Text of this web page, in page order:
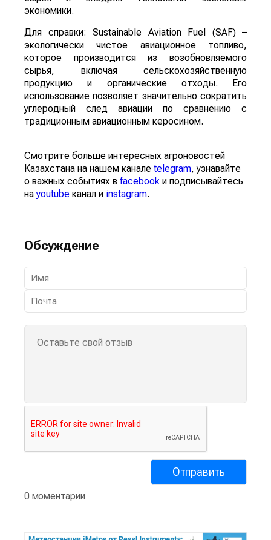
экономики.
Для справки: Sustainable Aviation Fuel (SAF) –
экологически чистое авиационное топливо,
которое производится из возобновляемого
сырья, включая сельскохозяйственную
продукцию и органические отходы. Его
использование позволяет значительно сократить
углеродный след авиации по сравнению с
традиционным авиационным керосином.
Смотрите больше интересных агроновостей
Казахстана на нашем канале telegram, узнавайте
о важных событиях в facebook и подписывайтесь
наyoutube канал и instagram.
Обсуждение
0 моментарии